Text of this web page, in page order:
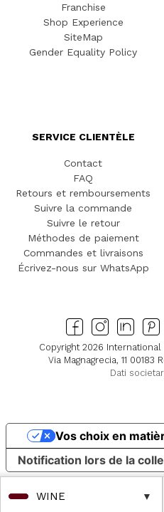
WINE
Franchise
Shop Experience
SiteMap
Gender Equality Policy
SERVICE CLIENTÈLE
Contact
FAQ
Retours et remboursements
Suivre la commande
Suivre le retour
Méthodes de paiement
Commandes et livraisons
Écrivez-nous sur WhatsApp
Copyright 2026
Via Magnagrecia, 11 00183
Dati
Notification lors de la
Vos choix en